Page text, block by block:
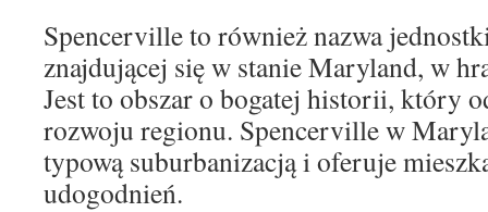
Spencerville to również nazwa
znajdującej się w stanie Maryland, w
Jest to obszar o bogatej historii, który
rozwoju regionu. Spencerville w
typową suburbanizacją i oferuje
udogodnień.